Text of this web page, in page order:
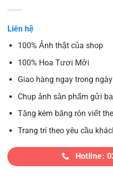
Liên hệ
100% Ảnh thật của shop
100% Hoa Tươi Mới
Giao hàng ngay trong ngày
Chụp ảnh sản phẩm gửi
Tặng kém băng rôn viết
Trang trí theo yêu cầu
Hotline: